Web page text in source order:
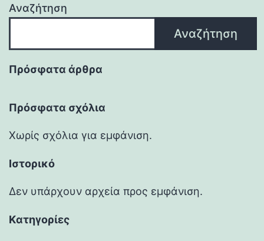
Αναζήτηση
Αναζήτηση
Πρόσφατα άρθρα
Πρόσφατα σχόλια
Χωρίς σχόλια για εμφάνιση.
Ιστορικό
Δεν υπάρχουν αρχεία προς εμφάνιση.
Kατηγορίες